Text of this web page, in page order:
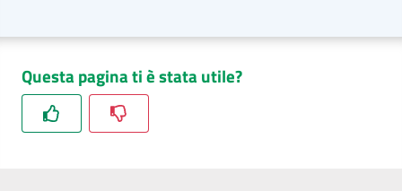
Questa pagina ti è stata utile?